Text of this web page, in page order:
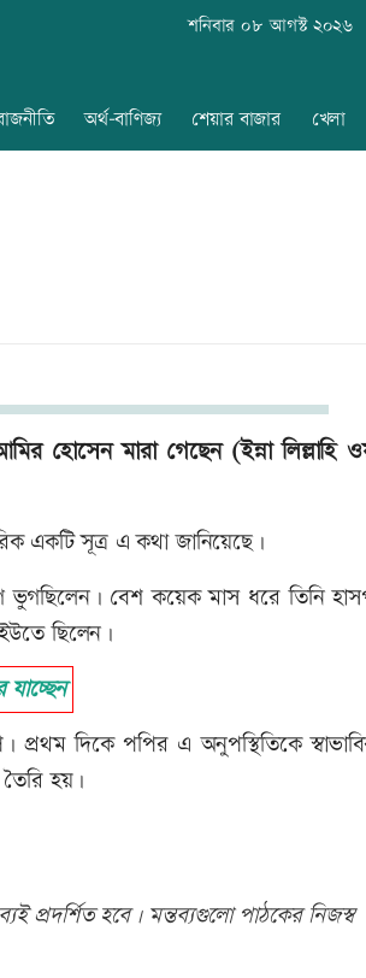
শনিবার ০৮ আগস্ট ২০২৬
অর্থ-বাণিজ্য শেয়ার বাজার খেলা
হোসেন মারা গেছেন (ইন্না লিল্লাহি
একটি সূত্র এ কথা জানিয়েছে।
বেশ কয়েক মাস ধরে তিনি
ছিলেন।
প্রথম দিকে পপির এ অনুপস্থিতিকে
হয়।
হবে। মন্তব্যগুলো পাঠকের নিজস্ব